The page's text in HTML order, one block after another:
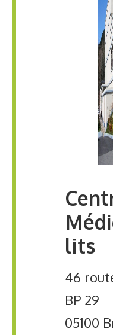
lits
46
BP 29
05100